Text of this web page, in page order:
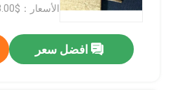
الأسعار：$53.00/cartons 1-9 cartons
افضل سعر